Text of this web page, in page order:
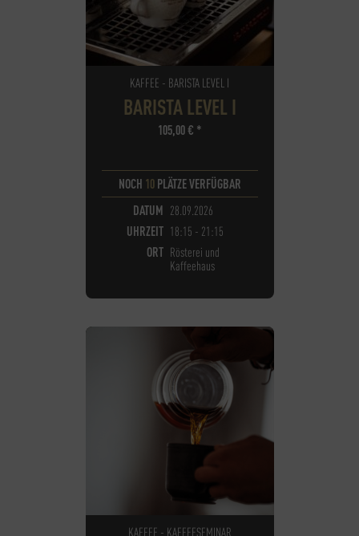
KAFFEE - BARISTA LEVEL I
BARISTA LEVEL I
105,00€ *
NOCH 10PLÄTZE VERFÜGBAR
DATUM 28.09.2026
UHRZEIT 18:15 - 21:15
ORT Rösterei und
Kaffeehaus
KAFFEE - KAFFEESEMINAR